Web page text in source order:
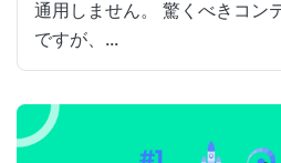
通用しません。 驚くべきコン
ですが、...